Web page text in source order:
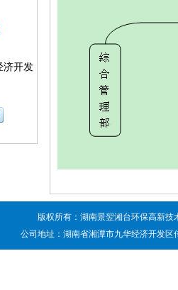
济开发
版权所有：湖南景翌湘台环保高新
公司地址：湖南省湘潭市九华经济开发区